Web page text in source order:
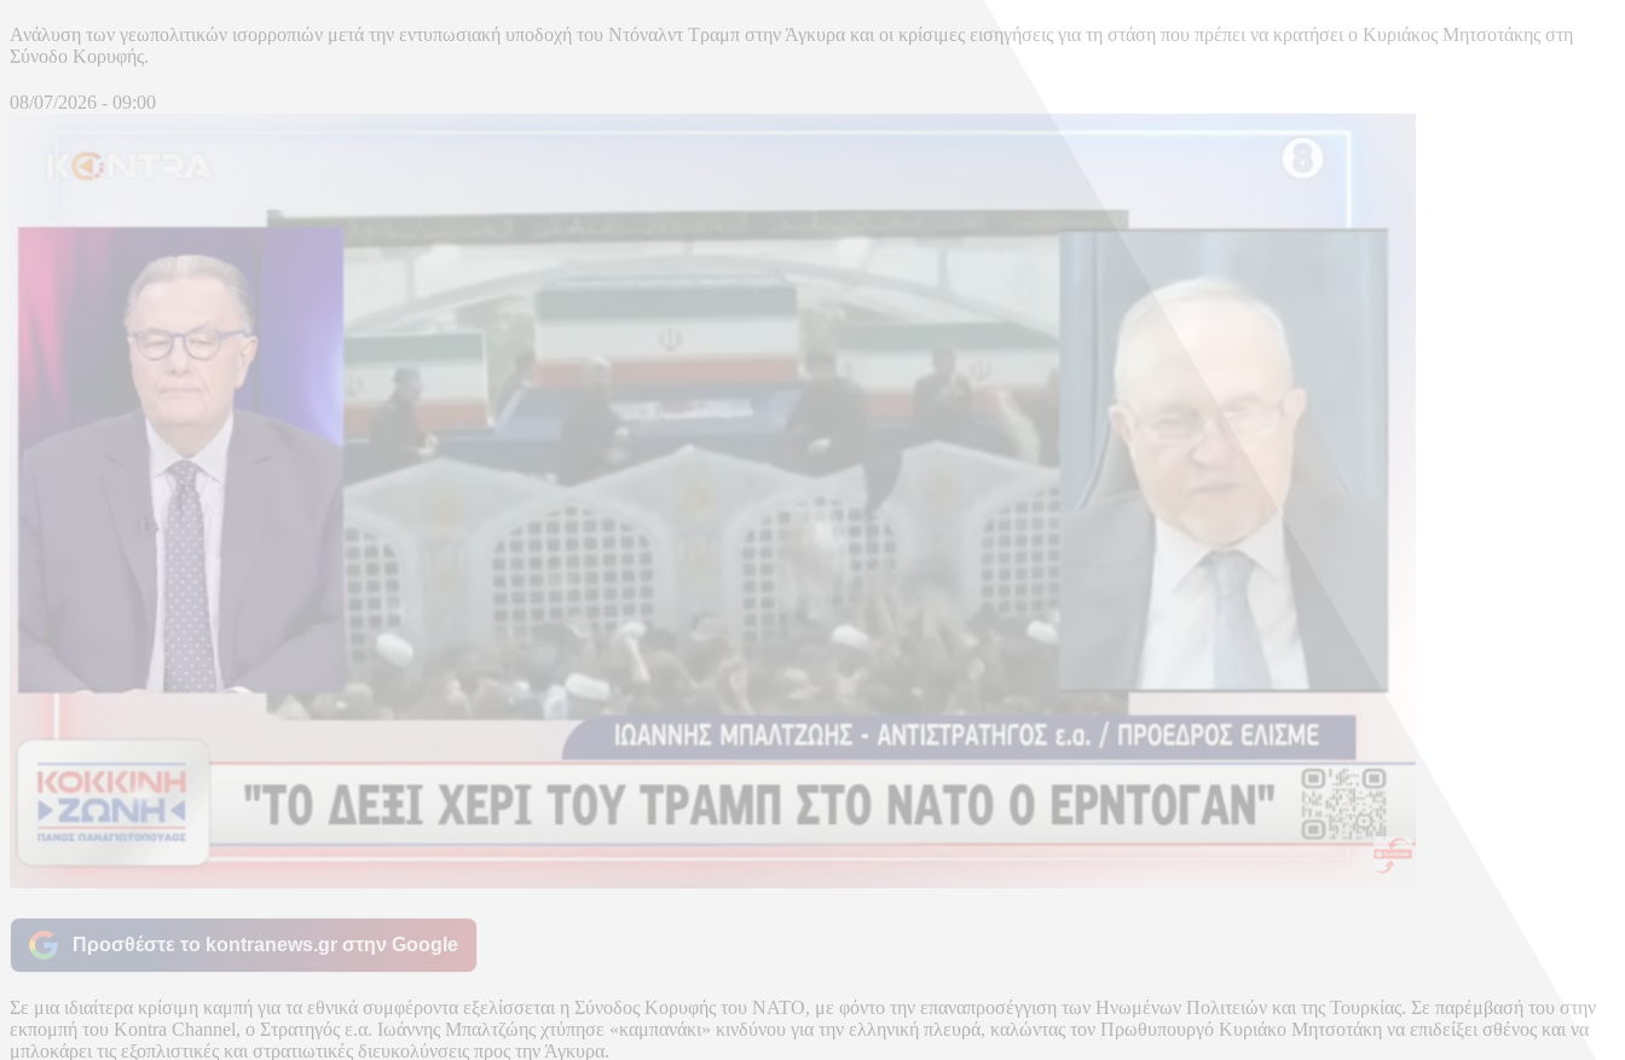
Ανάλυση των γεωπολιτικών ισορροπιών μετά την εντυπωσιακή υποδοχή του Ντόναλντ Τραμπ στην Άγκυρα και οι κρίσιμες εισηγήσεις για τη στάση που πρέπει να κρατήσει ο Κυριάκος Μητσοτάκης στη
Σύνοδο Κορυφής.
08/07/2026 - 09:00
Προσθέστε το kontranews.gr στην Google
Σε μια ιδιαίτερα κρίσιμη καμπή για τα εθνικά συμφέροντα εξελίσσεται η Σύνοδος Κορυφής του ΝΑΤΟ, με φόντο την επαναπροσέγγιση των Ηνωμένων Πολιτειών και της Τουρκίας. Σε παρέμβασή του στην
εκπομπή του Kontra Channel, ο Στρατηγός ε.α. Ιωάννης Μπαλτζώης χτύπησε «καμπανάκι» κινδύνου για την ελληνική πλευρά, καλώντας τον Πρωθυπουργό Κυριάκο Μητσοτάκη να επιδείξει σθένος και να
μπλοκάρει τις εξοπλιστικές και στρατιωτικές διευκολύνσεις προς την Άγκυρα.